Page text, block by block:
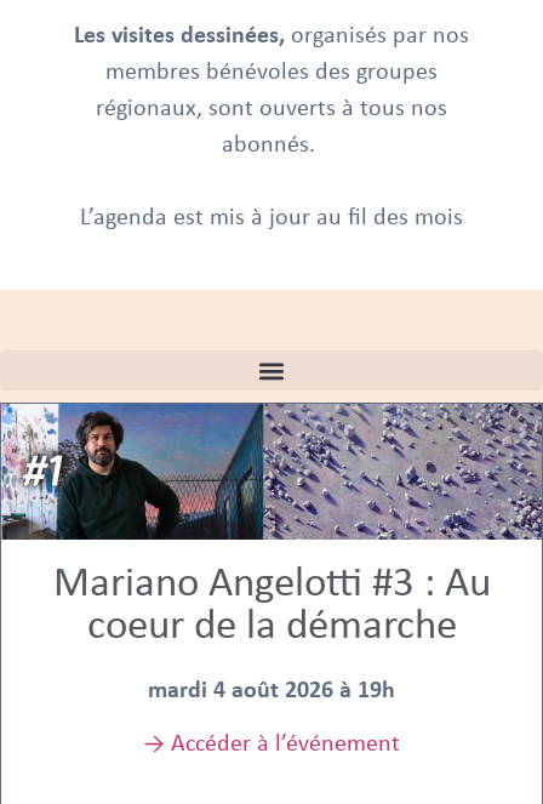
Les visites dessinées, organisés par nos
membres bénévoles des groupes
régionaux, sont ouverts à tous nos
abonnés.
L’agenda est mis à jour au fil des mois
Mariano Angelotti #3 : Au
coeur de la démarche
mardi 4 août 2026 à 19h
→ Accéder à l’événement